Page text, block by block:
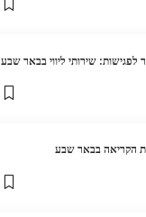
לפגישות: שירותי ליווי בבאר שבע
הקריאה בבאר שבע